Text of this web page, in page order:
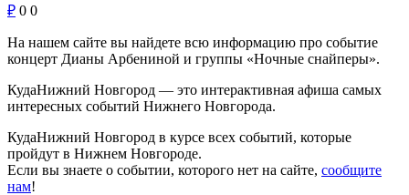
₽ 0 0
На нашем сайте вы найдете всю информацию про событие
концерт Дианы Арбениной и группы «Ночные снайперы».
КудаНижний Новгород — это интерактивная афиша самых
интересных событий Нижнего Новгорода.
КудаНижний Новгород в курсе всех событий, которые
пройдут в Нижнем Новгороде.
Если вы знаете о событии, которого нет на сайте, сообщите
нам!